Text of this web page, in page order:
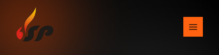
content